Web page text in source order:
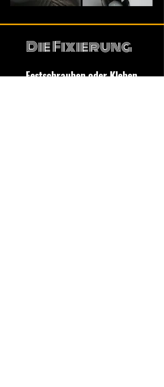
Die Fixierung
Festschrauben oder Kleben